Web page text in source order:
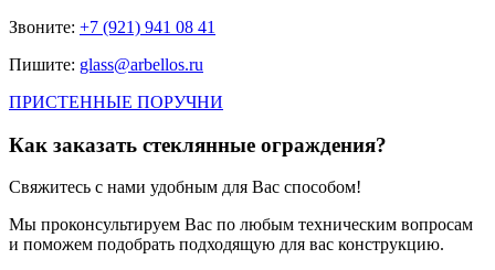
Звоните: +7 (921) 941 08 41
Пишите: glass@arbellos.ru
ПРИСТЕННЫЕ ПОРУЧНИ
Как заказать стеклянные ограждения?
Свяжитесь с нами удобным для Вас способом!
Мы проконсультируем Вас по любым техническим вопросам
и поможем подобрать подходящую для вас конструкцию.